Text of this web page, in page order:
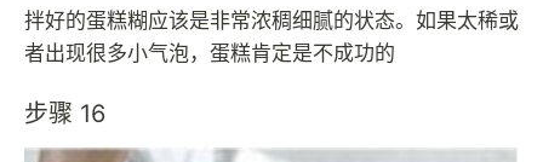
拌好的蛋糕糊应该是非常浓稠细腻的状态。如果太稀或
者出现很多小气泡，蛋糕肯定是不成功的
步骤 16